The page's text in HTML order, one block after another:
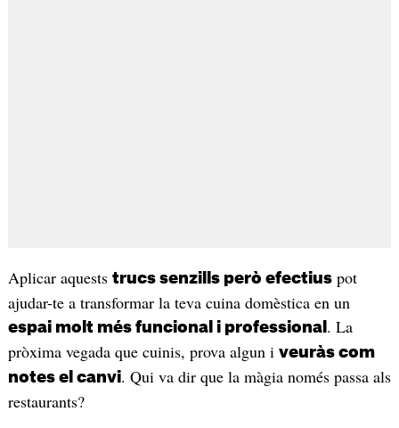
Aplicar aquests trucs senzills però efectiuspot
ajudar-te a transformar la teva cuina domèstica en un
espai molt més funcional i professional . La
pròxima vegada que cuinis, prova algun i veuràs com
notes el canvi. Qui va dir que la màgia només passa als
restaurants?